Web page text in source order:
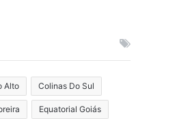
Alto Colinas Do Sul
Equatorial Goiás